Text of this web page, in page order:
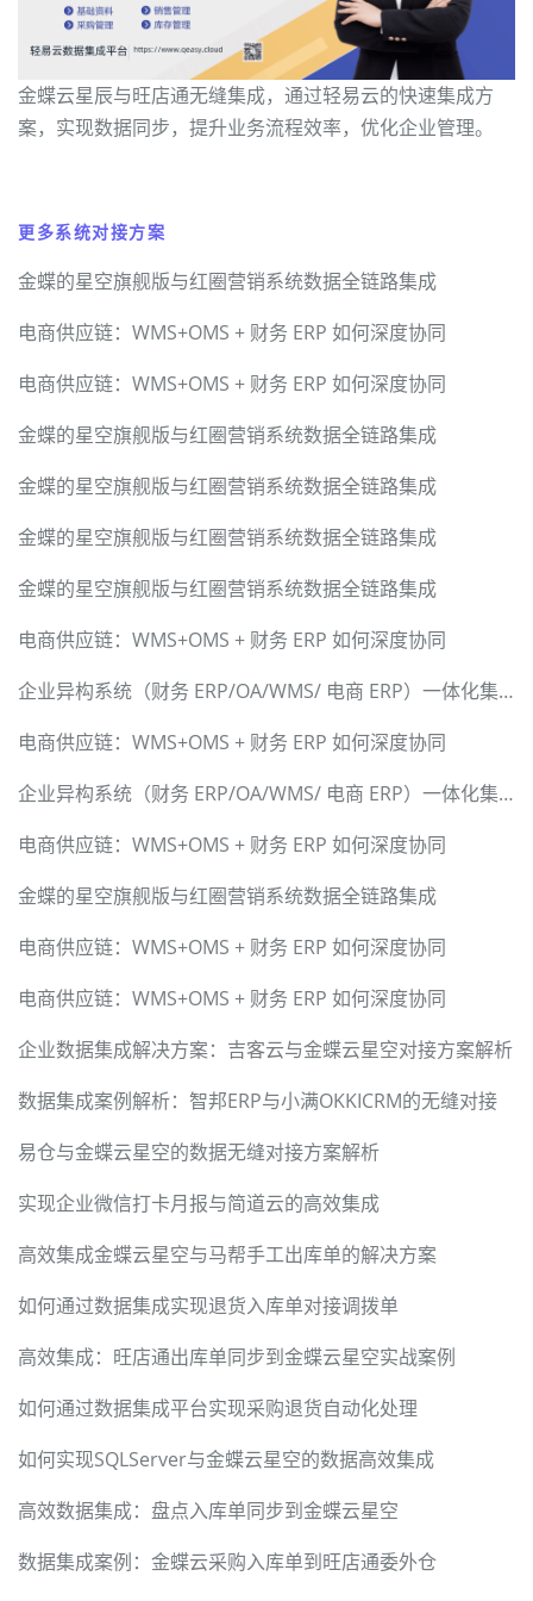
金蝶云星辰与旺店通无缝集成，通过轻易云的快速集成方
案，实现数据同步，提升业务流程效率，优化企业管理。
更多系统对接方案
金蝶的星空旗舰版与红圈营销系统数据全链路集成
电商供应链：WMS+OMS + 财务 ERP 如何深度协同
电商供应链：WMS+OMS + 财务 ERP 如何深度协同
金蝶的星空旗舰版与红圈营销系统数据全链路集成
金蝶的星空旗舰版与红圈营销系统数据全链路集成
金蝶的星空旗舰版与红圈营销系统数据全链路集成
金蝶的星空旗舰版与红圈营销系统数据全链路集成
电商供应链：WMS+OMS + 财务 ERP 如何深度协同
企业异构系统（财务 ERP/OA/WMS/ 电商 ERP）一体化集成解决方案
电商供应链：WMS+OMS + 财务 ERP 如何深度协同
企业异构系统（财务 ERP/OA/WMS/ 电商 ERP）一体化集成解决方案
电商供应链：WMS+OMS + 财务 ERP 如何深度协同
金蝶的星空旗舰版与红圈营销系统数据全链路集成
电商供应链：WMS+OMS + 财务 ERP 如何深度协同
电商供应链：WMS+OMS + 财务 ERP 如何深度协同
企业数据集成解决方案：吉客云与金蝶云星空对接方案解析
数据集成案例解析：智邦ERP与小满OKKICRM的无缝对接
易仓与金蝶云星空的数据无缝对接方案解析
实现企业微信打卡月报与简道云的高效集成
高效集成金蝶云星空与马帮手工出库单的解决方案
如何通过数据集成实现退货入库单对接调拨单
高效集成：旺店通出库单同步到金蝶云星空实战案例
如何通过数据集成平台实现采购退货自动化处理
如何实现SQLServer与金蝶云星空的数据高效集成
高效数据集成：盘点入库单同步到金蝶云星空
数据集成案例：金蝶云采购入库单到旺店通委外仓